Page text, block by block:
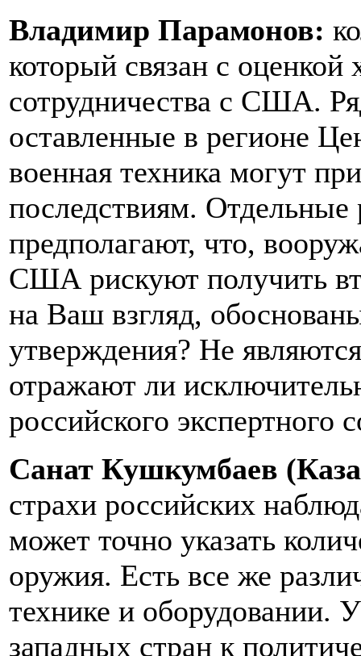
Владимир Парамонов:
который связан с оценкой
сотрудничества с США.
оставленные в регионе
военная техника могут
последствиям. Отдельные
предполагают, что,
США рискуют получить
на Ваш взгляд,
утверждения? Не
отражают ли
российского экспертного
Санат Кушкумбаев
страхи российских
может точно указать
оружия. Есть все же
технике и оборудовании.
западных стран к